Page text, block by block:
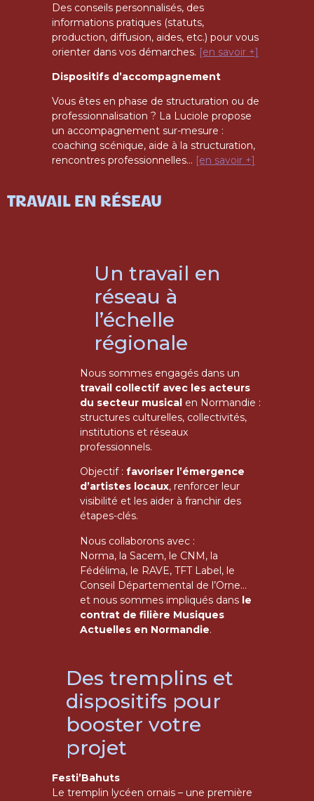
Des conseils personnalisés, des
informations pratiques (statuts,
production, diffusion, aides, etc.) pour vous
orienter dans vos démarches. [en savoir +]
Dispositifs d’accompagnement
Vous êtes en phase de structuration ou de
professionnalisation ? La Luciole propose
un accompagnement sur-mesure :
coaching scénique, aide à la structuration,
rencontres professionnelles… [en savoir +]
TRAVAIL EN RÉSEAU
Un travail en
réseau à
l’échelle
régionale
Nous sommes engagés dans un
travail collectif avec les acteurs
du secteur musical en Normandie :
structures culturelles, collectivités,
institutions et réseaux
professionnels.
Objectif :favoriser l’émergence
d’artistes locaux, renforcer leur
visibilité et les aider à franchir des
étapes-clés.
Nous collaborons avec :
Norma, la Sacem, le CNM, la
Fédélima, le RAVE, TFT Label, le
Conseil Départemental de l’Orne…
et nous sommes impliqués dans le
contrat de filière Musiques
Actuelles en Normandie.
Des tremplins et
dispositifs pour
booster votre
projet
Festi’Bahuts
Le tremplin lycéen ornais – une première